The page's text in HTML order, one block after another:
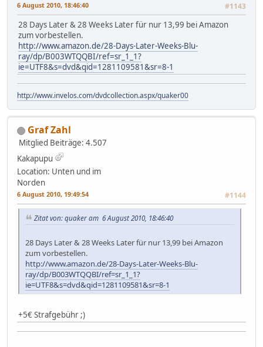
6 August 2010, 18:46:40 #1143
28 Days Later & 28 Weeks Later für nur 13,99 bei Amazon
zum vorbestellen.
http://www.amazon.de/28-Days-Later-Weeks-Blu-
ray/dp/B003WTQQBI/ref=sr_1_1?
ie=UTF8&s=dvd&qid=1281109581&sr=8-1
http://www.invelos.com/dvdcollection.aspx/quaker00
Graf Zahl
Mitglied Beiträge: 4.507
Kakapupu
Location: Unten und im
Norden
6 August 2010, 19:49:54 #1144
Zitat von: quaker am 6 August 2010, 18:46:40
28 Days Later & 28 Weeks Later für nur 13,99 bei Amazon
zum vorbestellen.
http://www.amazon.de/28-Days-Later-Weeks-Blu-
ray/dp/B003WTQQBI/ref=sr_1_1?
ie=UTF8&s=dvd&qid=1281109581&sr=8-1
+5€ Strafgebühr ;)